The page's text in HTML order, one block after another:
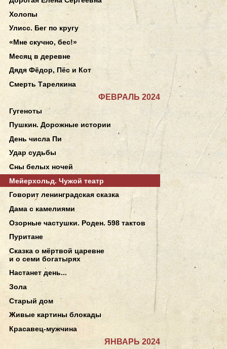
Холопы
Улисс. Бег по кругу
«Мне скучно, бес!»
Месяц в деревне
Дядя Фёдор, Пёс и Кот
Смерть Тарелкина
ФЕВРАЛЬ 2024
Гугеноты
Пушкин. Дорожные истории
День числа Пи
Удар судьбы
Сны белых ночей
Мейерхольд. Чужой театр
Говорит ленинградская сказка
Дама с камелиями
Озорные частушки. Роден. 598 тактов
Пуритане
Сказка о мёртвой царевне
и о семи богатырях
Настанет день...
Зола
Старый дом
Живые картины блокады
Красавец-мужчина
ЯНВАРЬ 2024